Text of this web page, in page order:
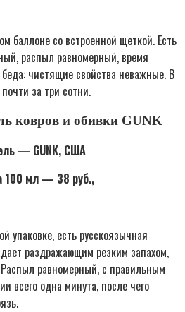
баллоне со встроенной щеткой. Есть
распыл равномерный, время
чистящие свойства неважные. В
за три сотни.
ковров и обивки GUNK
— GUNK, США
100 мл — 38 руб.,
упаковке, есть русскоязычная
раздражающим резким запахом,
равномерный, с правильным
всего одна минута, после чего